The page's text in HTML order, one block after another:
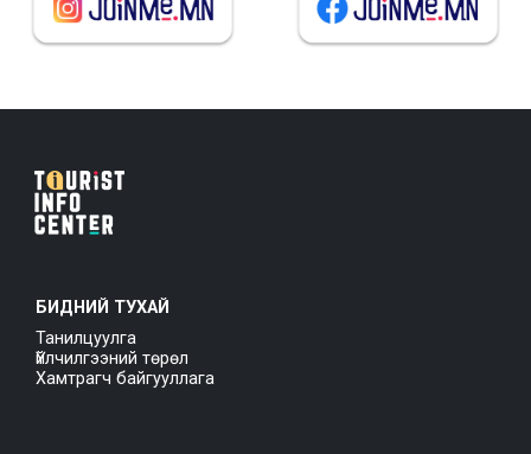
БИДНИЙ ТУХАЙ
Танилцуулга
Үйлчилгээний төрөл
Хамтрагч байгууллага